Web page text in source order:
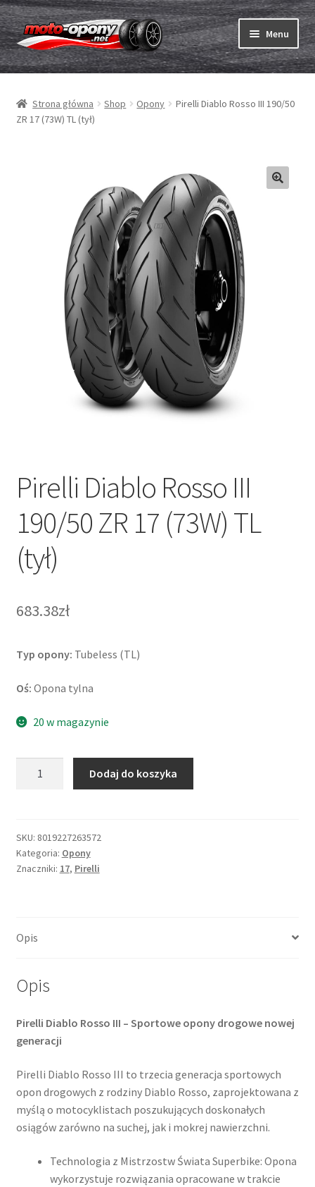
Przejdź
do
nawigacji
Przejdź
do
treści
Menu
Opony
Rozwiń
Dętki & taśmy
Rozwiń
Strona główna Shop Opony
Pirelli Diablo Rosso III 190/50
ZR 17 (73W) TL (tył)
Pirelli Diablo Rosso III
190/50 ZR 17 (73W) TL
(tył)
683.38zł
Typ opony: Tubeless (TL)
Oś: Opona tylna
20 w magazynie
III
190/50
ZR
(tył)
Dodaj do koszyka
SKU: 8019227263572
Kategoria: Opony
Znaczniki: 17, Pirelli
Opis
Opis
Pirelli Diablo Rosso III – Sportowe opony drogowe nowej
generacji
Pirelli Diablo Rosso III to trzecia generacja sportowych
opon drogowych z rodziny Diablo Rosso, zaprojektowana z
myślą o motocyklistach poszukujących doskonałych
osiągów zarówno na suchej, jak i mokrej nawierzchni.
Technologia z Mistrzostw Świata Superbike: Opona
wykorzystuje rozwiązania opracowane w trakcie